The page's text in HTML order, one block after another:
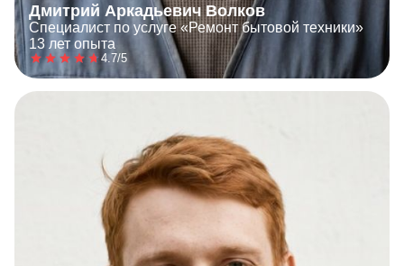
Дмитрий Аркадьевич Волков
Специалист по услуге «Ремонт бытовой техники»
13 лет опыта
4.7/5